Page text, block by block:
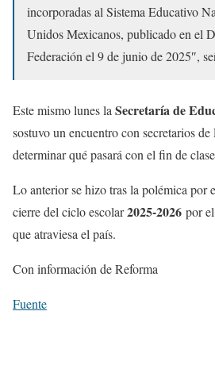
incorporadas al Sistema Educativo
Unidos Mexicanos, publicado en el
Federación el 9 de junio de 2025″,
Este mismo lunes laSecretaría de
sostuvo un encuentro con secretarios
determinar qué pasará con el fin de
Lo anterior se hizo tras la polémica por
cierre del ciclo escolar2025-2026 por
que atraviesa el país.
Con información de Reforma
Fuente